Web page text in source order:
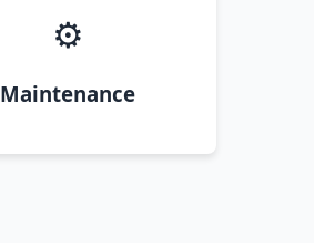
⚙️
Maintenance